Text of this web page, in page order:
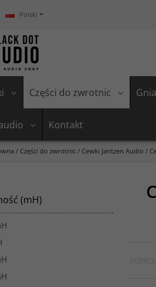
Polski
Części do zwrotnic
Kontakt
/ Części do zwrotnic / Cewki Jantzen Audio /
(mH)